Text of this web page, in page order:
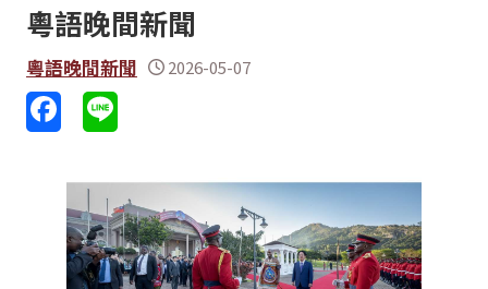
粵語晚間新聞
粵語晚間新聞 2026-05-07